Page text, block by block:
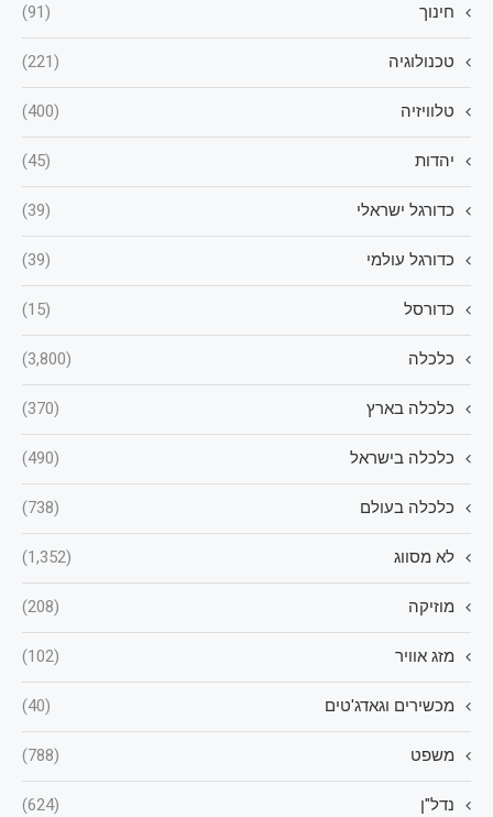
חינוך (91)
טכנולוגיה (221)
טלוויזיה (400)
יהדות (45)
כדורגל ישראלי (39)
כדורגל עולמי (39)
כדורסל (15)
כלכלה (3,800)
כלכלה בארץ (370)
כלכלה בישראל (490)
כלכלה בעולם (738)
לא מסווג (1,352)
מוזיקה (208)
מזג אוויר (102)
מכשירים וגאדג'טים (40)
משפט (788)
נדל"ן (624)